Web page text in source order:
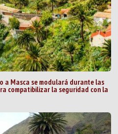
a Masca se modulará durante las
compatibilizar la seguridad con la